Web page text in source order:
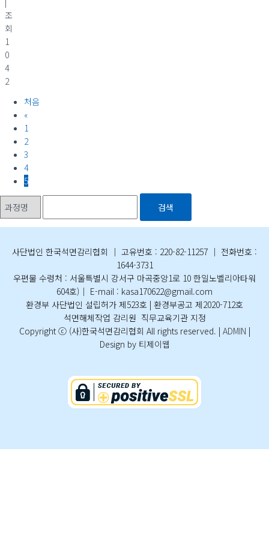
조
회
1
0
4
2
처음
«
1
2
3
4
5
검색
사단법인 한국석면감리협회 │ 고유번호 : 220-82-11257 │ 전화번호 :
1644-3731
우편물 수령처 : 서울특별시 강서구 마곡중앙1로 10 한일노벨리아타워
604호)│ E-mail : kasa170622@gmail.com
환경부 사단법인 설립허가 제523호 | 환경부공고 제2020-712호
석면해체작업 감리원 직무교육기관 지정
Copyright ⓒ (사)한국석면감리협회 All rights reserved. | ADMIN |
Design by 티제이웹